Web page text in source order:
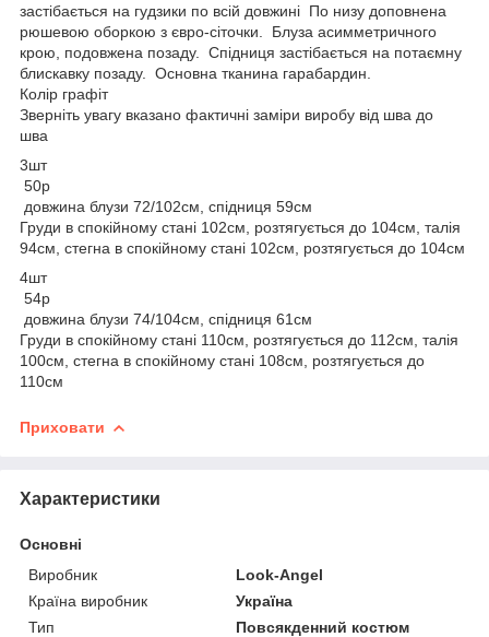
застібається на гудзики по всій довжині По низу доповнена
рюшевою оборкою з євро-сіточки. Блуза асимметричного
крою, подовжена позаду. Спідниця застібається на потаємну
блискавку позаду. Основна тканина гарабардин.
Колір графіт
Зверніть увагу вказано фактичні заміри виробу від шва до
шва
3шт
50р
довжина блузи 72/102см, спідниця 59см
Груди в спокійному стані 102см, розтягується до 104см, талія
94см, стегна в спокійному стані 102см, розтягується до 104см
4шт
54р
довжина блузи 74/104см, спідниця 61см
Груди в спокійному стані 110см, розтягується до 112см, талія
100см, стегна в спокійному стані 108см, розтягується до
110см
Приховати
Характеристики
Основні
Виробник
Look-Angel
Країна виробник
Україна
Тип
Повсякденний костюм